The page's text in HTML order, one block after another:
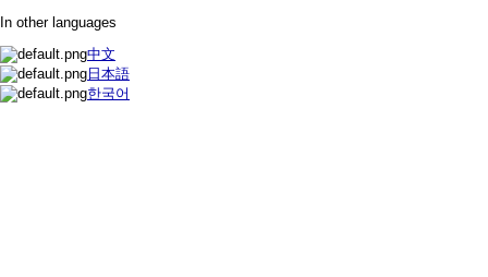
In other languages
中文
日本語
한국어